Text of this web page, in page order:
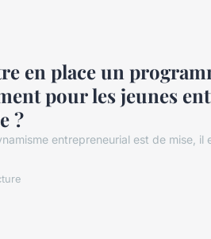
en place un
pour les jeunes
?
entrepreneurial est de mise,